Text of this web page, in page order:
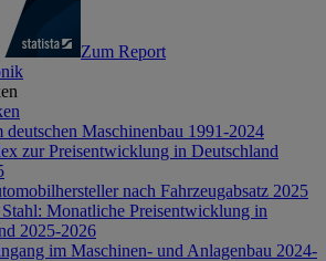
Zum Report
deutschen Maschinenbau 1991-2024
zur Preisentwicklung in Deutschland
nach Fahrzeugabsatz 2025
Monatliche Preisentwicklung in
2025-2026
im Maschinen- und Anlagenbau 2024-